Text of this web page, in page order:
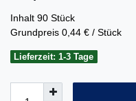
Inhalt 90 Stück
Grundpreis 0,44 € / Stück
Lieferzeit: 1-3 Tage